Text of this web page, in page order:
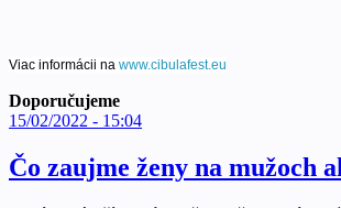
Viac informácii na www.cibulafest.eu
Doporučujeme
15/02/2022 - 15:04
Čo zaujme ženy na mužoch